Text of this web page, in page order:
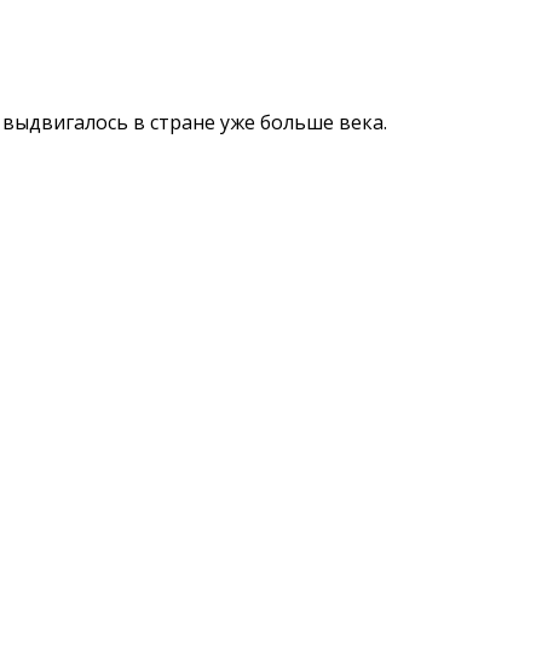
в стране уже больше века.